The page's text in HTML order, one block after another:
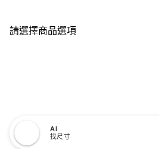
請選擇商品選項
AI
找尺寸